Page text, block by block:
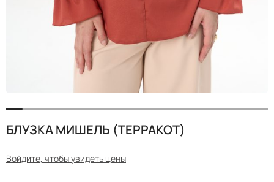
БЛУЗКА МИШЕЛЬ (ТЕРРАКОТ)
Войдите, чтобы увидеть цены